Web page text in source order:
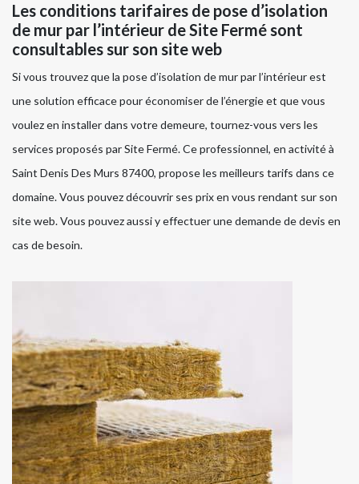
Les conditions tarifaires de pose d’isolation
de mur par l’intérieur de Site Fermé sont
consultables sur son site web
Si vous trouvez que la pose d’isolation de mur par l’intérieur est
une solution efficace pour économiser de l’énergie et que vous
voulez en installer dans votre demeure, tournez-vous vers les
services proposés par Site Fermé. Ce professionnel, en activité à
Saint Denis Des Murs 87400, propose les meilleurs tarifs dans ce
domaine. Vous pouvez découvrir ses prix en vous rendant sur son
site web. Vous pouvez aussi y effectuer une demande de devis en
cas de besoin.